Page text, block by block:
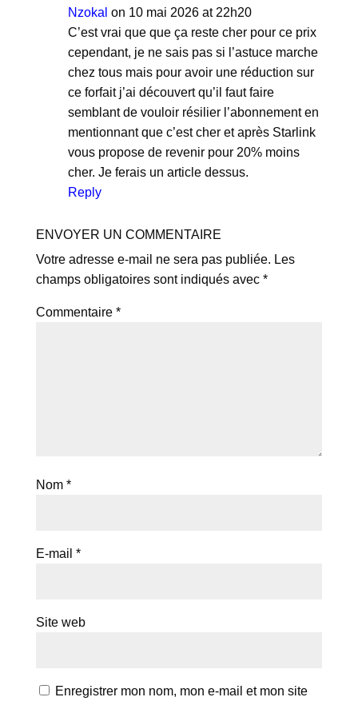
Nzokal on 10 mai 2026 at 22h20
C’est vrai que que ça reste cher pour ce prix
cependant, je ne sais pas si l’astuce marche
chez tous mais pour avoir une réduction sur
ce forfait j’ai découvert qu’il faut faire
semblant de vouloir résilier l’abonnement en
mentionnant que c’est cher et après Starlink
vous propose de revenir pour 20% moins
cher. Je ferais un article dessus.
Reply
ENVOYER UN COMMENTAIRE
Votre adresse e-mail ne sera pas publiée. Les
champs obligatoires sont indiqués avec *
Commentaire *
Nom *
E-mail *
Site web
Enregistrer mon nom, mon e-mail et mon site